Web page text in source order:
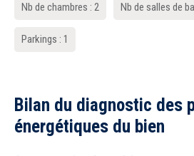
Nb de chambres : 2 Nb de salles de
Parkings : 1
Bilan du diagnostic des
énergétiques du bien